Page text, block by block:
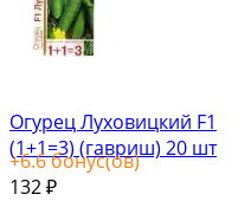
Огурец Луховицкий F1
(1+1=3) (гавриш) 20 шт
+6.6бонус(ов)
132 ₽